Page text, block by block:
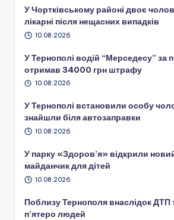
У Чортківському районі двоє
лікарні після нещасних випадків
10.08.2026
У Тернополі водій “Мерседесу” за
отримав 34000 грн штрафу
10.08.2026
У Тернополі встановили особу
знайшли біля автозаправки
10.08.2026
У парку «Здоров’я» відкрили
майданчик для дітей
10.08.2026
Поблизу Тернополя внаслідок
п’ятеро людей